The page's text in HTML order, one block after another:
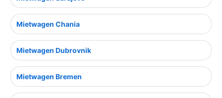
Mietwagen Chania
Mietwagen Dubrovnik
Mietwagen Bremen